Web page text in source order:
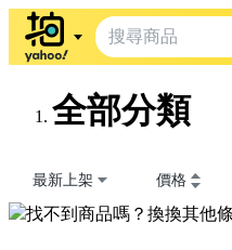
全部分類
最新上架 價格
找不到商品嗎？換換其他條